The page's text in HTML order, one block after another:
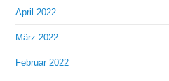
April 2022
März 2022
Februar 2022